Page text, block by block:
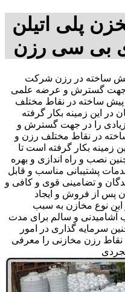
پلی اتیلن
بی سی رزن
ساخته در رزن شرکت
جهت گسترش و عرضه علمی
ساخته در نقاط مختلف
در این زمینه بکار گرفته
را در جهت گسترش و
در نقاط مختلف رزن و
زمینه بکار گرفته است تا
نصب و راه اندازی و بهره
پشتیبانی مناسب و قابل
و تضامینی قوی و کافی و
پس از فروش و ایجاد
این نوع مخازن به سبب
آشامیدنی و سالم برای مدت
سرمایه گذاری در امور
رزن مخازنی را معرفی